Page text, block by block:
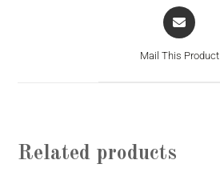
Mail This Product
Related products